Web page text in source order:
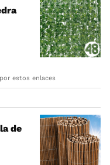
estos enlaces
de